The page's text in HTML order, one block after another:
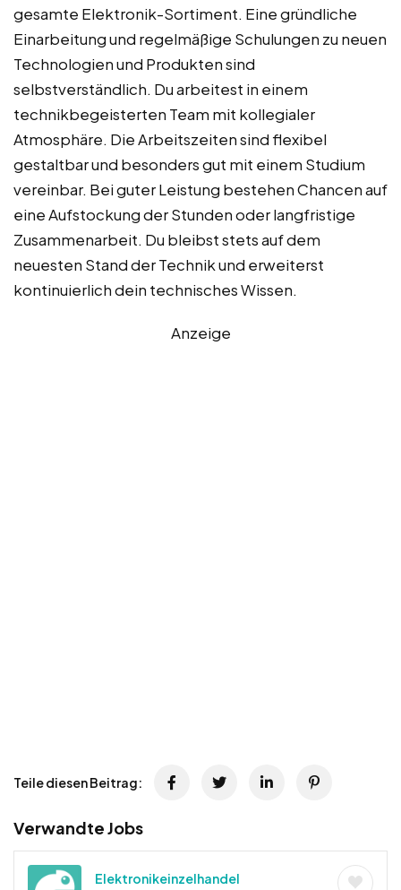
gesamte Elektronik-Sortiment. Eine gründliche
Einarbeitung und regelmäßige Schulungen zu neuen
Technologien und Produkten sind
selbstverständlich. Du arbeitest in einem
technikbegeisterten Team mit kollegialer
Atmosphäre. Die Arbeitszeiten sind flexibel
gestaltbar und besonders gut mit einem Studium
vereinbar. Bei guter Leistung bestehen Chancen auf
eine Aufstockung der Stunden oder langfristige
Zusammenarbeit. Du bleibst stets auf dem
neuesten Stand der Technik und erweiterst
kontinuierlich dein technisches Wissen.
Anzeige
Teile diesen Beitrag:
Verwandte Jobs
Elektronikeinzelhandel